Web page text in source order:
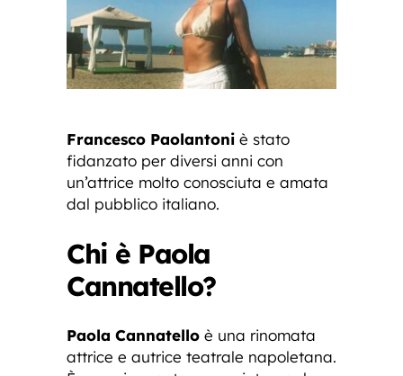
Francesco Paolantoni è stato
fidanzato per diversi anni con
un’attrice molto conosciuta e amata
dal pubblico italiano.
Chi è Paola
Cannatello?
Paola Cannatello è una rinomata
attrice e autrice teatrale napoletana.